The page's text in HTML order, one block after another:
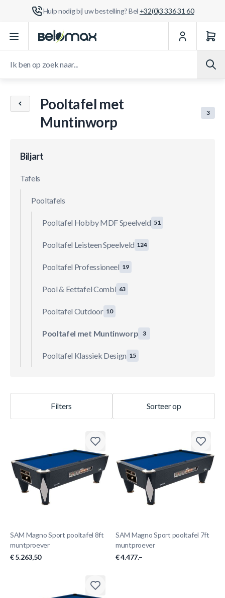
Hulp nodig bij uw bestelling? Bel +32(0)3 336 31 60
Ga naar de inhoud
Pooltafel met
Muntinworp
3
Biljart
Tafels
Pooltafels
Pooltafel Hobby MDF Speelveld 51
Pooltafel Leisteen Speelveld 124
Pooltafel Professioneel 19
Pool & Eettafel Combi 63
Pooltafel Outdoor 10
Pooltafel met Muntinworp 3
Pooltafel Klassiek Design 15
Sorteer op
Filters
SAM Magno Sport pooltafel 8ft
muntproever
€ 5.263,50
SAM Magno Sport pooltafel 7ft
muntproever
€ 4.477.–